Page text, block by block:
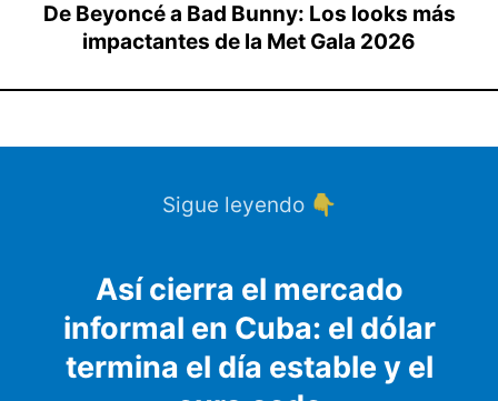
De Beyoncé a Bad Bunny: Los looks más
impactantes de la Met Gala 2026
Sigue leyendo 👇